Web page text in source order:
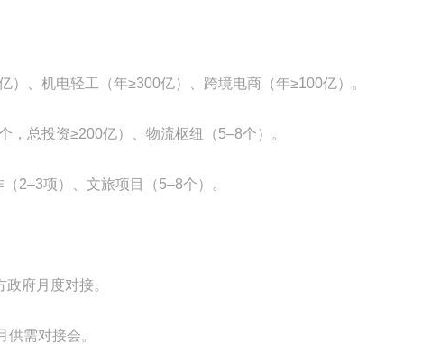
、机电轻工（年≥300亿）、跨境电商（年≥100亿）。
，总投资≥200亿）、物流枢纽（5–8个）。
2–3项）、文旅项目（5–8个）。
府月度对接。
需对接会。